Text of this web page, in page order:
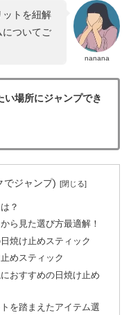
nanana
ットを紐解
についてご
い場所にジャンプでき
でジャンプ)
？
ら見た選び方最適解！
焼け止めスティック
めスティック
おすすめの日焼け止め
を踏まえたアイテム選